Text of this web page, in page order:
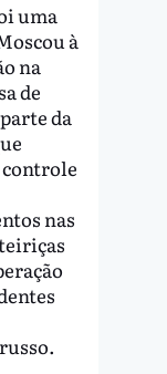
uma
à
na
de
da
nas